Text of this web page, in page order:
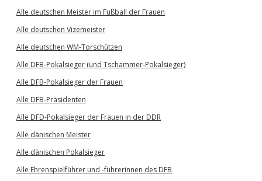
Alle deutschen Meister im Fußball der Frauen
Alle deutschen Vizemeister
Alle deutschen WM-Torschützen
Alle DFB-Pokalsieger (und Tschammer-Pokalsieger)
Alle DFB-Pokalsieger der Frauen
Alle DFB-Präsidenten
Alle DFD-Pokalsieger der Frauen in der DDR
Alle dänischen Meister
Alle dänischen Pokalsieger
Alle Ehrenspielführer und -führerinnen des DFB